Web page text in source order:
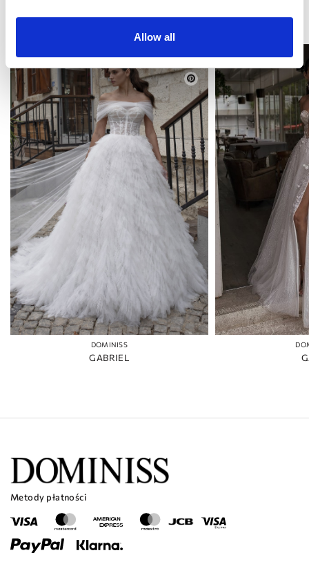
Allow all
MOŻE CI SIĘ SPODOBAĆ
DOMINISS
GABRIEL
Metody płatności